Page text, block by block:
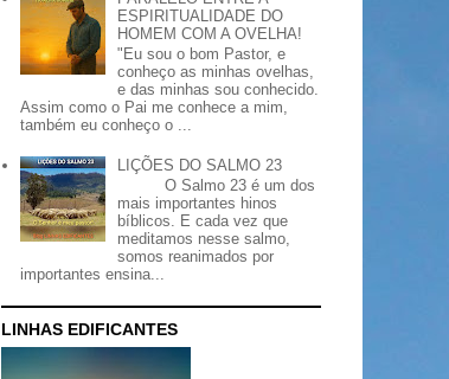
ESPIRITUALIDADE DO
HOMEM COM A OVELHA!
"Eu sou o bom Pastor, e
conheço as minhas ovelhas,
e das minhas sou conhecido.
Assim como o Pai me conhece a mim,
também eu conheço o ...
LIÇÕES DO SALMO 23
O Salmo 23 é um dos
mais importantes hinos
bíblicos. E cada vez que
meditamos nesse salmo,
somos reanimados por
importantes ensina...
LINHAS EDIFICANTES